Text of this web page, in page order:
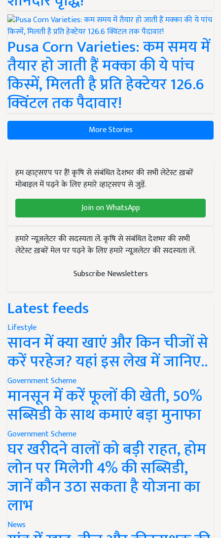
Pusa Corn Varieties: कम समय में
तैयार हो जाती हैं मक्का की ये पांच
किस्में, मिलती है प्रति हेक्टेयर 126.6
क्विंटल तक पैदावार!
More Stories
हम व्हाट्सएप पर हैं! कृषि से संबंधित देशभर की सभी लेटेस्ट ख़बरें
मोबाइल में पढ़ने के लिए हमारे व्हाट्सएप से जुड़ें.
Join on WhatsApp
हमारे न्यूज़लेटर की सदस्यता लें. कृषि से संबंधित देशभर की सभी
लेटेस्ट ख़बरें मेल पर पढ़ने के लिए हमारे न्यूज़लेटर की सदस्यता लें.
Subscribe Newsletters
Latest feeds
Lifestyle
सावन में क्या खाएं और किन चीजों से
करें परहेज? यहां इस लेख में जानिए..
Government Scheme
मानसून में करें फूलों की खेती, 50%
सब्सिडी के साथ कमाएं बड़ा मुनाफा
Government Scheme
घर खरीदने वालों को बड़ी राहत, होम
लोन पर मिलेगी 4% की सब्सिडी,
जानें कौन उठा सकता है योजना का
लाभ
News